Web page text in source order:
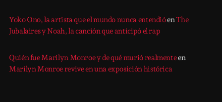
Yoko Ono, la artista que el mundo nunca entendióenThe
Jubalaires y Noah, la canción que anticipó el rap
Quién fue Marilyn Monroe y de qué murió realmenteen
Marilyn Monroe revive en una exposición histórica